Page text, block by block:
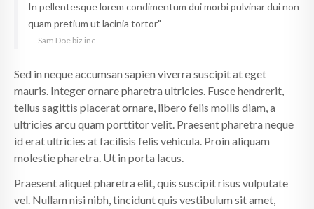
In pellentesque lorem condimentum dui morbi pulvinar dui non
quam pretium ut lacinia tortor"
Sam Doe biz inc
Sed in neque accumsan sapien viverra suscipit at eget
mauris. Integer ornare pharetra ultricies. Fusce hendrerit,
tellus sagittis placerat ornare, libero felis mollis diam, a
ultricies arcu quam porttitor velit. Praesent pharetra neque
id erat ultricies at facilisis felis vehicula. Proin aliquam
molestie pharetra. Ut in porta lacus.
Praesent aliquet pharetra elit, quis suscipit risus vulputate
vel. Nullam nisi nibh, tincidunt quis vestibulum sit amet,